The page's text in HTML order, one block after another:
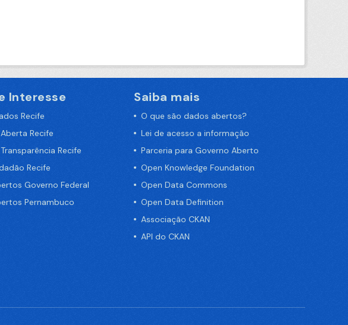
Interesse
Recife
Recife
Recife
Recife
Governo Federal
Pernambuco
Saiba mais
O que são dados abertos?
Lei de acesso a informação
Parceria para Governo Aberto
Open Knowledge Foundation
Open Data Commons
Open Data Definition
Associação CKAN
API do CKAN